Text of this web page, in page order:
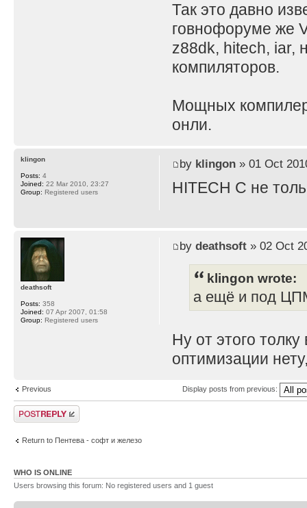
Так это давно
говнофоруме же
z88dk, hitech, iar,
компиляторов.
Мощных
онли.
by klingon» 01 Oct
HITECH C не
klingon
Posts: 4
Joined: 22 Mar 2010, 23:27
Group: Registered users
by deathsoft» 02 Oct
klingon wrote:
а ещё и под
Ну от этого
оптимизации
deathsoft
Posts: 358
Joined: 07 Apr 2007, 01:58
Group: Registered users
Previous Display posts from previous:
Post a reply
Return to Пентева - софт и железо
WHO IS ONLINE
Users browsing this forum: No registered users and 1 guest